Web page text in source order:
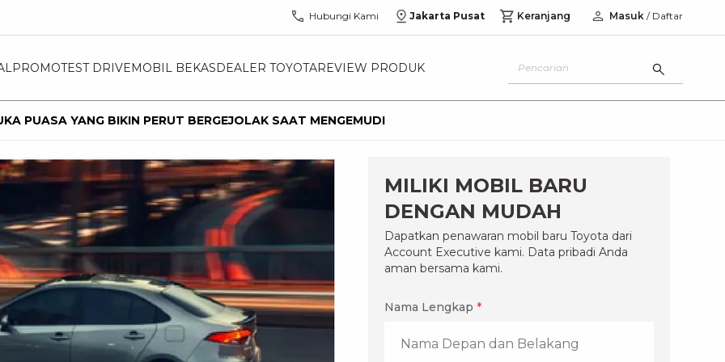
Hubungi Kami Jakarta Pusat Keranjang Masuk / Daftar
PROMOTEST DRIVEMOBIL BEKASDEALER TOYOTAREVIEW PRODUK
PUASA YANG BIKIN PERUT BERGEJOLAK SAAT MENGEMUDI
MILIKI MOBIL BARU
DENGAN MUDAH
Dapatkan penawaran mobil baru Toyota dari
Account Executive kami. Data pribadi Anda
aman bersama kami.
Nama Lengkap *